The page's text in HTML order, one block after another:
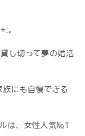
｡
し切って夢の婚活
にも自慢できる
は、女性人気№1